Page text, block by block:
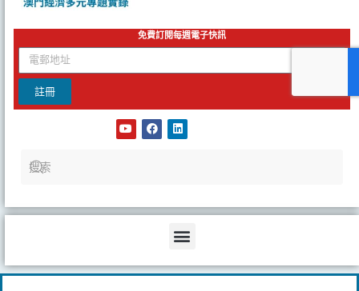
免費訂閱每週電子快訊
email
註冊
Y
o
F
a
L
i
Menu